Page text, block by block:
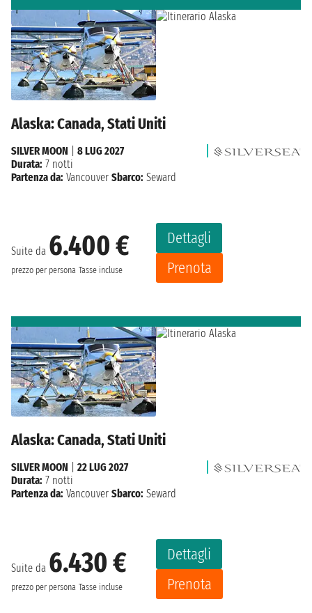
Alaska: Canada, Stati Uniti
Suite da 6.400 €
prezzo per persona Tasse incluse
Dettagli
Prenota
SILVER MOON
8 LUG 2027
Durata: 7 notti
Partenza da: Vancouver Sbarco: Seward
Alaska: Canada, Stati Uniti
Suite da 6.430 €
prezzo per persona Tasse incluse
Dettagli
Prenota
SILVER MOON
22 LUG 2027
Durata: 7 notti
Partenza da: Vancouver Sbarco: Seward